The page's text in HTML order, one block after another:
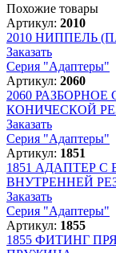
Похожие товары
Артикул: 2010
2010 НИППЕЛЬ
Заказать
Серия "Адаптеры"
Артикул: 2060
2060 РАЗБОРНОЕ
КОНИЧЕСКОЙ
Заказать
Серия "Адаптеры"
Артикул: 1851
1851 АДАПТЕР С
ВНУТРЕННЕЙ
Заказать
Серия "Адаптеры"
Артикул: 1855
1855 ФИТИНГ